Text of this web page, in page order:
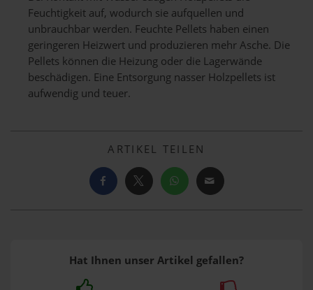
Feuchtigkeit auf, wodurch sie aufquellen und
unbrauchbar werden. Feuchte Pellets haben einen
geringeren Heizwert und produzieren mehr Asche. Die
Pellets können die Heizung oder die Lagerwände
beschädigen. Eine Entsorgung nasser Holzpellets ist
aufwendig und teuer.
ARTIKEL TEILEN
Hat Ihnen unser Artikel gefallen?